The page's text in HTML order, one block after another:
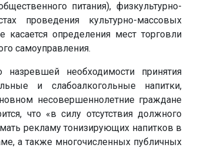
питания), физкультурно-
проведения культурно-массовых
определения мест торговли
самоуправления.
необходимости принятия
и слабоалкогольные напитки,
несовершеннолетние граждане
что «в силу отсутствия должного
рекламу тонизирующих напитков в
а также многочисленных публичных